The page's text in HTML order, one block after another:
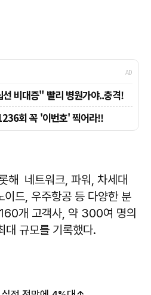
해 네트워크, 파워, 차세대
드, 우주항공 등 다양한 분
개 고객사, 약 300여 명의
대 규모를 기록했다.